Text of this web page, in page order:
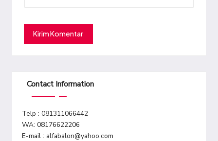
Contact Information
Telp : 081311066442
WA: 08176622206
E-mail : alfabalon@yahoo.com